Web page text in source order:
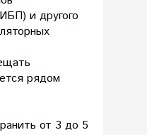
и другого
рядом
от 3 до 5